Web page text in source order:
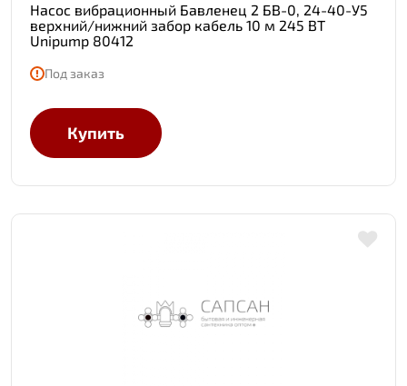
Насос вибрационный Бавленец 2 БВ-0, 24-40-У5
верхний/нижний забор кабель 10 м 245 ВТ
Unipump 80412
Под заказ
Купить